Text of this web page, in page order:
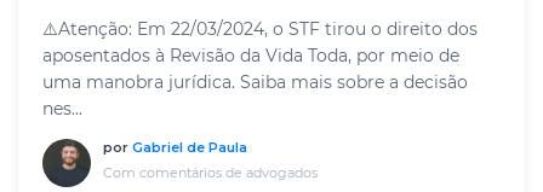
⚠️Atenção: Em 22/03/2024, o STF tirou o direito dos
aposentados à Revisão da Vida Toda, por meio de
uma manobra jurídica. Saiba mais sobre a decisão
nes...
por Gabriel de Paula
Com comentários de advogados